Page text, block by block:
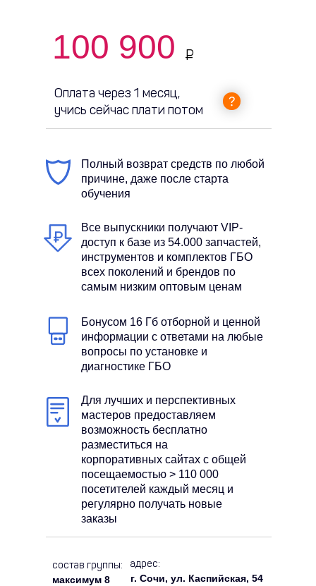
Оплата через 1 месяц,
учись сейчас плати потом
100 900
Полный возврат средств по любой
причине, даже после старта
обучения
состав группы:
максимум 8
адрес:
г. Сочи, ул. Каспийская, 54
Все выпускники получают VIP-
доступ к базе из 54.000 запчастей,
инструментов и комплектов ГБО
всех поколений и брендов по
самым низким оптовым ценам
Бонусом 16 Гб отборной и ценной
информации с ответами на любые
вопросы по установке и
диагностике ГБО
Для лучших и перспективных
мастеров предоставляем
возможность бесплатно
разместиться на
корпоративных сайтах с общей
посещаемостью > 110 000
посетителей каждый месяц и
регулярно получать новые
заказы
₽